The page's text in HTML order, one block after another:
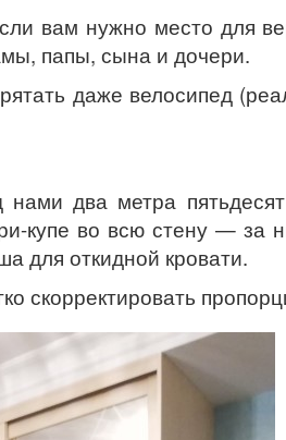
вам нужно место для
папы, сына и дочери.
даже велосипед
два метра
купе во всю стену — за
для откидной кровати.
скорректировать